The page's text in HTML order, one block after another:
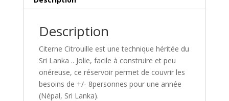
Description
Citerne Citrouille est une technique héritée du
Sri Lanka .. Jolie, facile à construire et peu
onéreuse, ce réservoir permet de couvrir les
besoins de +/- 8personnes pour une année
(Népal, Sri Lanka).